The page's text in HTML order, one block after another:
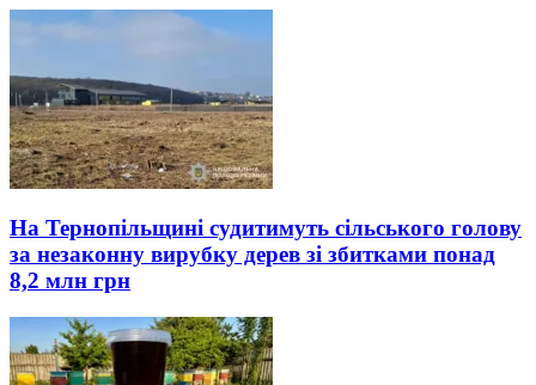
На Тернопільщині судитимуть сільського голову
за незаконну вирубку дерев зі збитками понад
8,2 млн грн